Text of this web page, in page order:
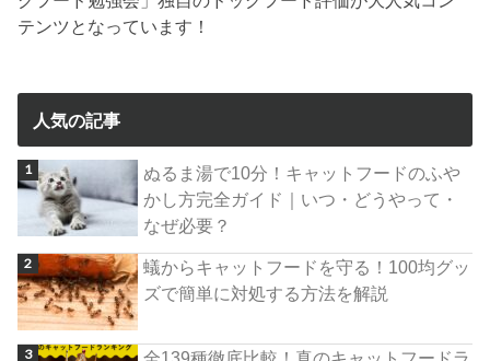
テンツとなっています！
人気の記事
ぬるま湯で10分！キャットフードのふや
かし方完全ガイド｜いつ・どうやって・
なぜ必要？
蟻からキャットフードを守る！100均グッ
ズで簡単に対処する方法を解説